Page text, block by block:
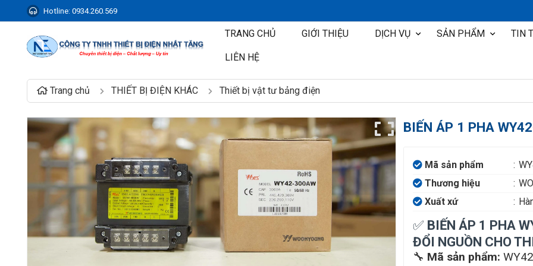
Hotline: 0934.260.569
TRANG CHỦ GIỚI THIỆU DỊCH VỤ SẢN PHẨM TIN
LIÊN HỆ
Trang chủ THIẾT BỊ ĐIỆN KHÁC Thiết bị vật tư bảng điện
BIẾN ÁP 1 PHA
Mã sản phẩm :
Thương hiệu
:
Xuất xứ
:
✅ BIẾN ÁP 1 PHA
ĐỔI NGUỒN CHO
🔧 Mã sản phẩm: